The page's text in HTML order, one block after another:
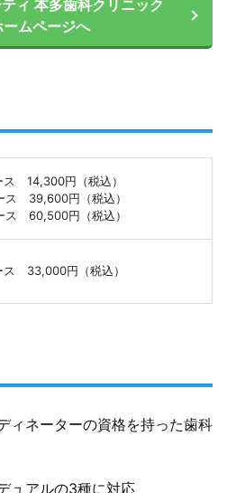
ィ 本多歯科クリニック
ムページへ
ス 14,300円（税込）
ス 39,600円（税込）
ス 60,500円（税込）
ス 33,000円（税込）
ィネーターの資格を持った歯科
ュアルの3種に対応